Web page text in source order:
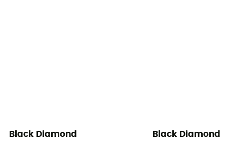
Black Diamond Black Diamond